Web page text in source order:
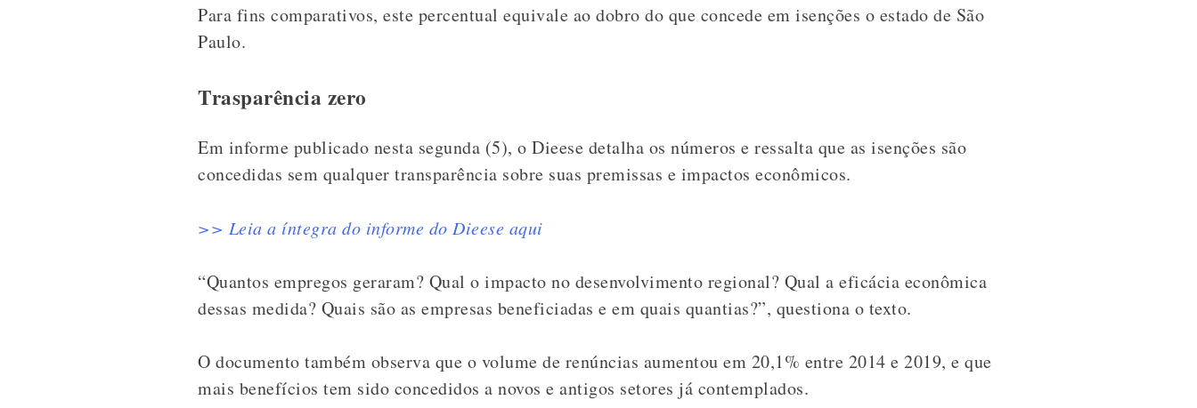
Para fins comparativos, este percentual equivale ao dobro do que concede em isenções o estado de São
Paulo.
Trasparência zero
Em informe publicado nesta segunda (5), o Dieese detalha os números e ressalta que as isenções são
concedidas sem qualquer transparência sobre suas premissas e impactos econômicos.
>> Leia a íntegra do informe do Dieese aqui
“Quantos empregos geraram? Qual o impacto no desenvolvimento regional? Qual a eficácia econômica
dessas medida? Quais são as empresas beneficiadas e em quais quantias?”, questiona o texto.
O documento também observa que o volume de renúncias aumentou em 20,1% entre 2014 e 2019, e que
mais benefícios tem sido concedidos a novos e antigos setores já contemplados.